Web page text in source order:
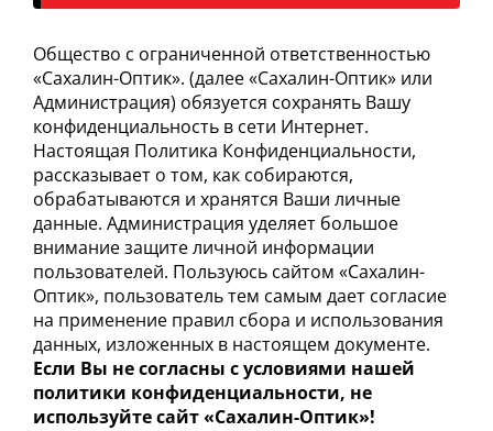
Общество с ограниченной ответственностью
«Сахалин-Оптик». (далее «Сахалин-Оптик» или
Администрация) обязуется сохранять Вашу
конфиденциальность в сети Интернет.
Настоящая Политика Конфиденциальности,
рассказывает о том, как собираются,
обрабатываются и хранятся Ваши личные
данные. Администрация уделяет большое
внимание защите личной информации
пользователей. Пользуюсь сайтом «Сахалин-
Оптик», пользователь тем самым дает согласие
на применение правил сбора и использования
данных, изложенных в настоящем документе.
Если Вы не согласны с условиями нашей
политики конфиденциальности, не
используйте сайт «Сахалин-Оптик»!